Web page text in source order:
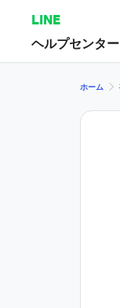
LINE
ヘルプセンター
ホーム